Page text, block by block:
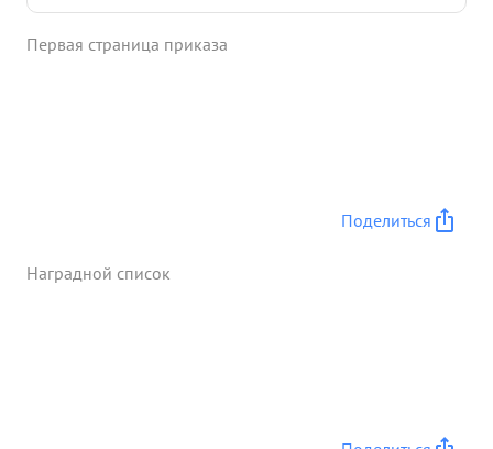
войск, бывая зачастую в боевых порядках
Первая страница приказа
Поделиться
Наградной список